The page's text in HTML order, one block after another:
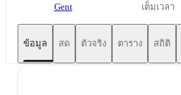
Gent เต็มเวลา
ข้อมูล สด ตัวจริง ตาราง สถิติ